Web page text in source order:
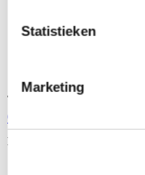
Statistieken
Marketing
TIP
QSP Veiligheidsgordel
Artikelcode: QSP-334X
Vanaf